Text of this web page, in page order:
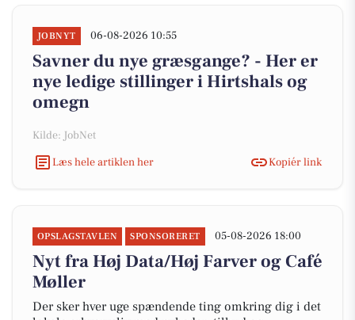
JOBNYT 06-08-2026 10:55
Savner du nye græsgange? - Her er
nye ledige stillinger i Hirtshals og
omegn
Kilde: JobNet
Læs hele artiklen her
Kopiér link
OPSLAGSTAVLEN SPONSORERET 05-08-2026 18:00
Nyt fra Høj Data/Høj Farver og Café
Møller
Der sker hver uge spændende ting omkring dig i det